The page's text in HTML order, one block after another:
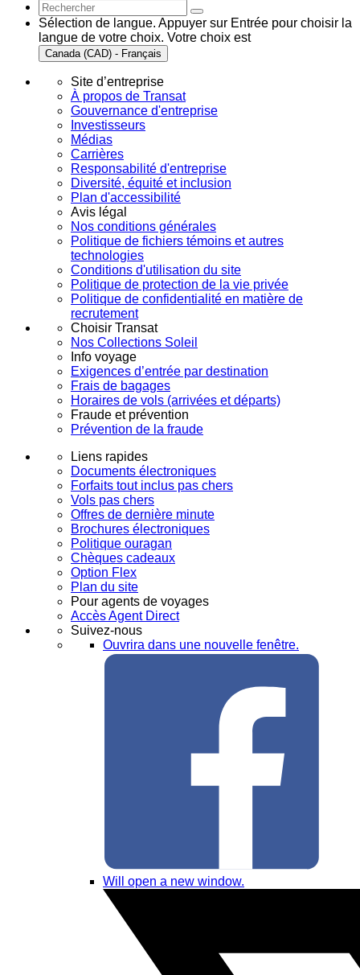
Sélection de langue. Appuyer sur Entrée pour choisir la
langue de votre choix. Votre choix est
Canada (CAD) - Français
Site d’entreprise
À propos de Transat
Gouvernance d'entreprise
Investisseurs
Médias
Carrières
Responsabilité d'entreprise
Diversité, équité et inclusion
Plan d'accessibilité
Avis légal
Nos conditions générales
Politique de fichiers témoins et autres
technologies
Conditions d'utilisation du site
Politique de protection de la vie privée
Politique de confidentialité en matière de
recrutement
Choisir Transat
Nos Collections Soleil
Info voyage
Exigences d’entrée par destination
Frais de bagages
Horaires de vols (arrivées et départs)
Fraude et prévention
Prévention de la fraude
Liens rapides
Documents électroniques
Forfaits tout inclus pas chers
Vols pas chers
Offres de dernière minute
Brochures électroniques
Politique ouragan
Chèques cadeaux
Option Flex
Plan du site
Pour agents de voyages
Accès Agent Direct
Suivez-nous
Ouvrira dans une nouvelle fenêtre.
Will open a new window.